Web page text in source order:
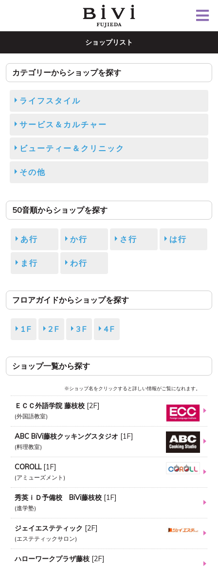
ショップリスト
カテゴリーからショップを探す
ライフスタイル
サービス＆カルチャー
ビューティー＆クリニック
その他
50音順からショップを探す
あ行 か行 さ行 は行
ま行 わ行
フロアガイドからショップを探す
1F 2F 3F 4F
ショップ一覧から探す
※ショップ名をクリックすると詳しい情報がご覧になれます。
ＥＣＣ外語学院 藤枝校 [2F]
外国語教室
ABC BiVi藤枝クッキングスタジオ [1F]
料理教室
COROLL [1F]
アミューズメント
秀英ｉＤ予備校 BiVi藤枝校 [1F]
進学塾
ジェイエステティック [2F]
エステティックサロン
ハローワークプラザ藤枝 [2F]